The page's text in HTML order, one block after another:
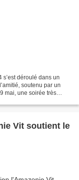
déroulé dans un
soutenu par un
mai, une soirée très
Vit soutient le